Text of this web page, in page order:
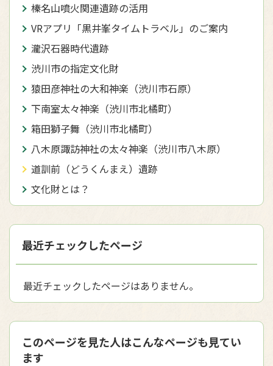
榛名山噴火関連遺跡の活用
VRアプリ「黒井峯タイムトラベル」のご案内
瀧沢石器時代遺跡
渋川市の指定文化財
猿田彦神社の大和神楽（渋川市石原）
下南室太々神楽（渋川市北橘町）
箱田獅子舞（渋川市北橘町）
八木原諏訪神社の太々神楽（渋川市八木原）
道訓前（どうくんまえ）遺跡
文化財とは？
最近チェックしたページ
最近チェックしたページはありません。
このページを見た人はこんなページも見てい
ます